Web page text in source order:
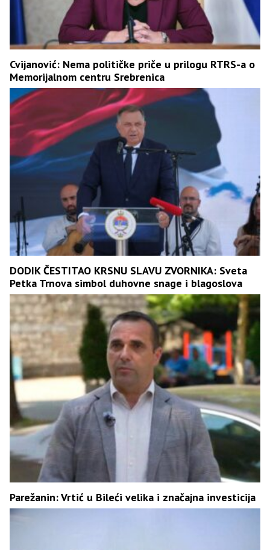
Cvijanović: Nema političke priče u prilogu RTRS-a o
Memorijalnom centru Srebrenica
DODIK ČESTITAO KRSNU SLAVU ZVORNIKA: Sveta
Petka Trnova simbol duhovne snage i blagoslova
Parežanin: Vrtić u Bileći velika i značajna investicija